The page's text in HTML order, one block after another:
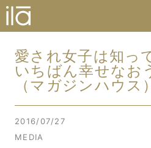
愛され女子は知
いちばん幸せなお
（マガジンハウス）
2016/07/27
MEDIA